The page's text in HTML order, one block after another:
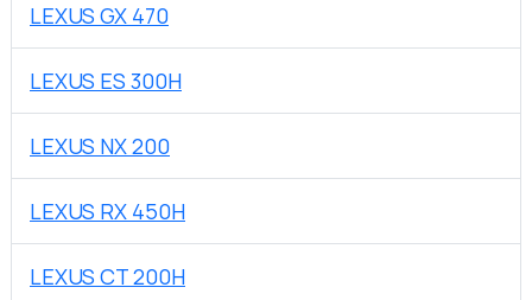
LEXUS GX 470
LEXUS ES 300H
LEXUS NX 200
LEXUS RX 450H
LEXUS CT 200H